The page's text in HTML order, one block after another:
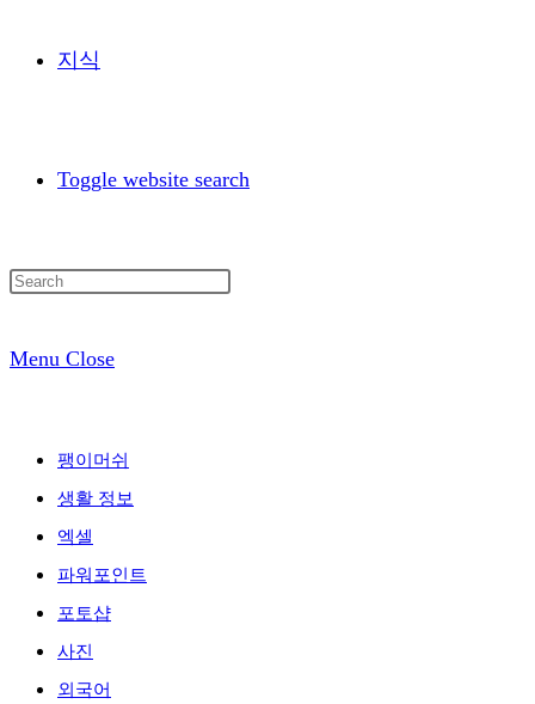
지식
Toggle website search
Menu Close
팽이머쉬
생활 정보
엑셀
파워포인트
포토샵
사진
외국어